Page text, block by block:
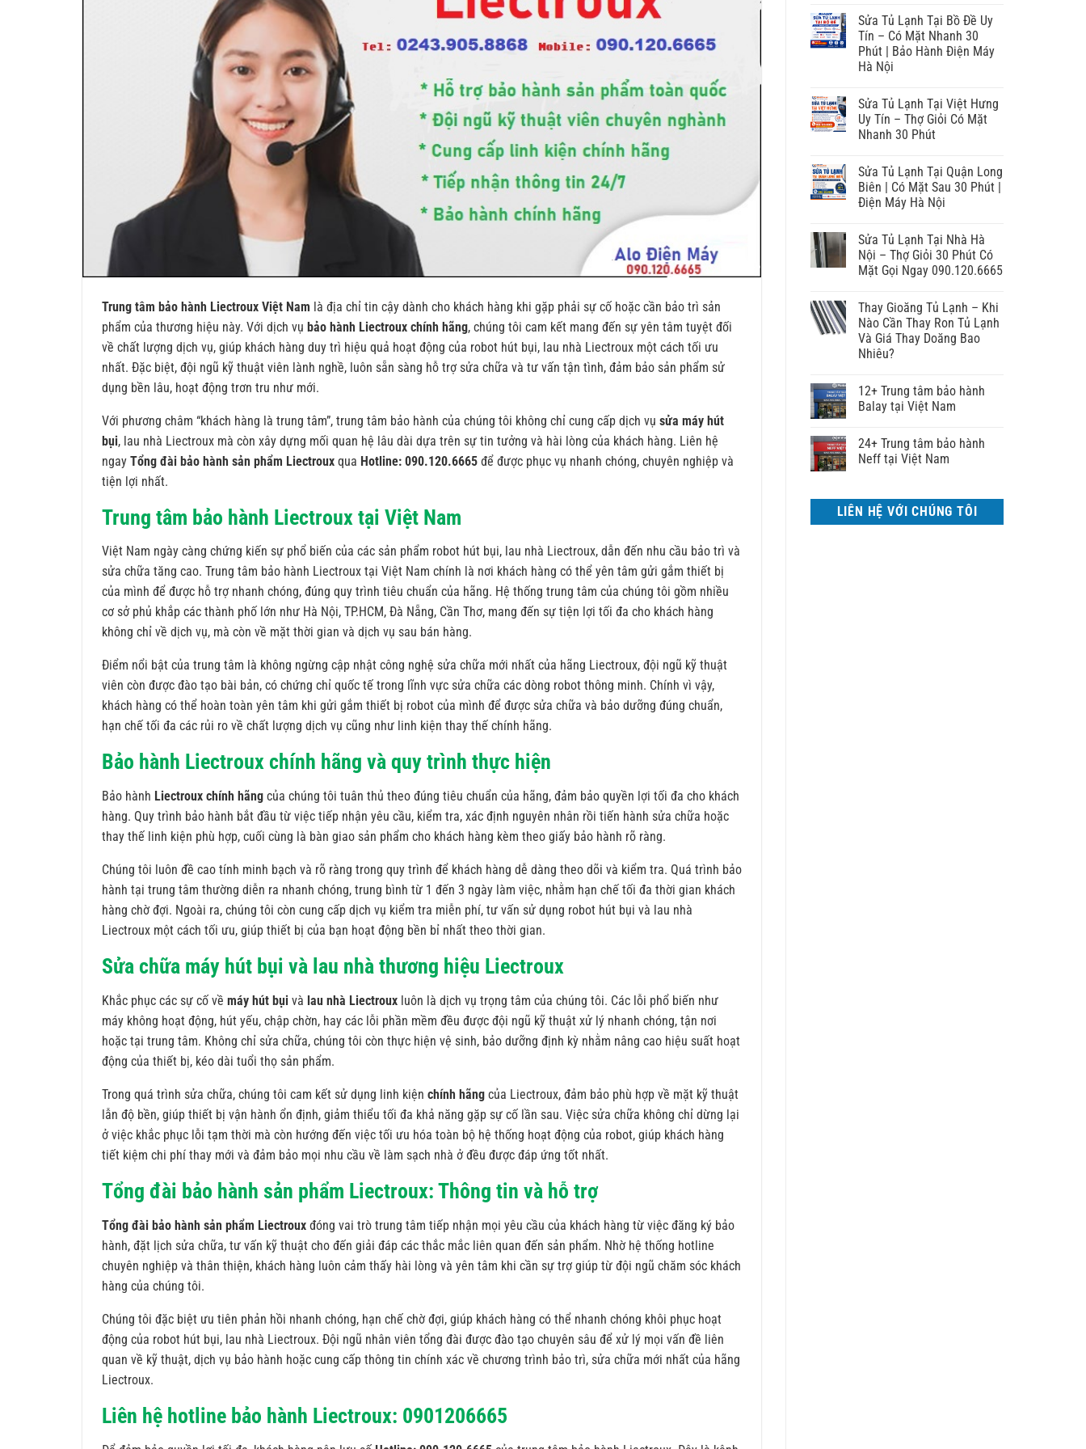
Trung tâm bảo hành Liectroux Việt Nam là địa chỉ tin cậy dành cho khách hàng khi gặp phải sự cố hoặc cần bảo trì sản
phẩm của thương hiệu này. Với dịch vụ bảo hành Liectroux chính hãng, chúng tôi cam kết mang đến sự yên tâm tuyệt đối
về chất lượng dịch vụ, giúp khách hàng duy trì hiệu quả hoạt động của robot hút bụi, lau nhà Liectroux một cách tối ưu
nhất. Đặc biệt, đội ngũ kỹ thuật viên lành nghề, luôn sẵn sàng hỗ trợ sửa chữa và tư vấn tận tình, đảm bảo sản phẩm sử
dụng bền lâu, hoạt động trơn tru như mới.
Với phương châm “khách hàng là trung tâm”, trung tâm bảo hành của chúng tôi không chỉ cung cấp dịch vụ sửa máy hút
bụi, lau nhà Liectroux mà còn xây dựng mối quan hệ lâu dài dựa trên sự tin tưởng và hài lòng của khách hàng. Liên hệ
ngay Tổng đài bảo hành sản phẩm Liectroux qua Hotline: 090.120.6665 để được phục vụ nhanh chóng, chuyên nghiệp và
tiện lợi nhất.
Trung tâm bảo hành Liectroux tại Việt Nam
Việt Nam ngày càng chứng kiến sự phổ biến của các sản phẩm robot hút bụi, lau nhà Liectroux, dẫn đến nhu cầu bảo trì và
sửa chữa tăng cao. Trung tâm bảo hành Liectroux tại Việt Nam chính là nơi khách hàng có thể yên tâm gửi gắm thiết bị
của mình để được hỗ trợ nhanh chóng, đúng quy trình tiêu chuẩn của hãng. Hệ thống trung tâm của chúng tôi gồm nhiều
cơ sở phủ khắp các thành phố lớn như Hà Nội, TP.HCM, Đà Nẵng, Cần Thơ, mang đến sự tiện lợi tối đa cho khách hàng
không chỉ về dịch vụ, mà còn về mặt thời gian và dịch vụ sau bán hàng.
Điểm nổi bật của trung tâm là không ngừng cập nhật công nghệ sửa chữa mới nhất của hãng Liectroux, đội ngũ kỹ thuật
viên còn được đào tạo bài bản, có chứng chỉ quốc tế trong lĩnh vực sửa chữa các dòng robot thông minh. Chính vì vậy,
khách hàng có thể hoàn toàn yên tâm khi gửi gắm thiết bị robot của mình để được sửa chữa và bảo dưỡng đúng chuẩn,
hạn chế tối đa các rủi ro về chất lượng dịch vụ cũng như linh kiện thay thế chính hãng.
Bảo hành Liectroux chính hãng và quy trình thực hiện
Bảo hành Liectroux chính hãng của chúng tôi tuân thủ theo đúng tiêu chuẩn của hãng, đảm bảo quyền lợi tối đa cho khách
hàng. Quy trình bảo hành bắt đầu từ việc tiếp nhận yêu cầu, kiểm tra, xác định nguyên nhân rồi tiến hành sửa chữa hoặc
thay thế linh kiện phù hợp, cuối cùng là bàn giao sản phẩm cho khách hàng kèm theo giấy bảo hành rõ ràng.
Chúng tôi luôn đề cao tính minh bạch và rõ ràng trong quy trình để khách hàng dễ dàng theo dõi và kiểm tra. Quá trình bảo
hành tại trung tâm thường diễn ra nhanh chóng, trung bình từ 1 đến 3 ngày làm việc, nhằm hạn chế tối đa thời gian khách
hàng chờ đợi. Ngoài ra, chúng tôi còn cung cấp dịch vụ kiểm tra miễn phí, tư vấn sử dụng robot hút bụi và lau nhà
Liectroux một cách tối ưu, giúp thiết bị của bạn hoạt động bền bỉ nhất theo thời gian.
Sửa chữa máy hút bụi và lau nhà thương hiệu Liectroux
Khắc phục các sự cố về máy hút bụi và lau nhà Liectroux luôn là dịch vụ trọng tâm của chúng tôi. Các lỗi phổ biến như
máy không hoạt động, hút yếu, chập chờn, hay các lỗi phần mềm đều được đội ngũ kỹ thuật xử lý nhanh chóng, tận nơi
hoặc tại trung tâm. Không chỉ sửa chữa, chúng tôi còn thực hiện vệ sinh, bảo dưỡng định kỳ nhằm nâng cao hiệu suất hoạt
động của thiết bị, kéo dài tuổi thọ sản phẩm.
Trong quá trình sửa chữa, chúng tôi cam kết sử dụng linh kiện chính hãng của Liectroux, đảm bảo phù hợp về mặt kỹ thuật
lẫn độ bền, giúp thiết bị vận hành ổn định, giảm thiểu tối đa khả năng gặp sự cố lần sau. Việc sửa chữa không chỉ dừng lại
ở việc khắc phục lỗi tạm thời mà còn hướng đến việc tối ưu hóa toàn bộ hệ thống hoạt động của robot, giúp khách hàng
tiết kiệm chi phí thay mới và đảm bảo mọi nhu cầu về làm sạch nhà ở đều được đáp ứng tốt nhất.
Tổng đài bảo hành sản phẩm Liectroux: Thông tin và hỗ trợ
Tổng đài bảo hành sản phẩm Liectroux đóng vai trò trung tâm tiếp nhận mọi yêu cầu của khách hàng từ việc đăng ký bảo
hành, đặt lịch sửa chữa, tư vấn kỹ thuật cho đến giải đáp các thắc mắc liên quan đến sản phẩm. Nhờ hệ thống hotline
chuyên nghiệp và thân thiện, khách hàng luôn cảm thấy hài lòng và yên tâm khi cần sự trợ giúp từ đội ngũ chăm sóc khách
hàng của chúng tôi.
Chúng tôi đặc biệt ưu tiên phản hồi nhanh chóng, hạn chế chờ đợi, giúp khách hàng có thể nhanh chóng khôi phục hoạt
động của robot hút bụi, lau nhà Liectroux. Đội ngũ nhân viên tổng đài được đào tạo chuyên sâu để xử lý mọi vấn đề liên
quan về kỹ thuật, dịch vụ bảo hành hoặc cung cấp thông tin chính xác về chương trình bảo trì, sửa chữa mới nhất của hãng
Liectroux.
Liên hệ hotline bảo hành Liectroux: 0901206665
Sửa Tủ Lạnh Tại Bồ Đề Uy
Tín – Có Mặt Nhanh 30
Phút | Bảo Hành Điện Máy
Hà Nội
Sửa Tủ Lạnh Tại Việt Hưng
Uy Tín – Thợ Giỏi Có Mặt
Nhanh 30 Phút
Sửa Tủ Lạnh Tại Quận Long
Biên | Có Mặt Sau 30 Phút |
Điện Máy Hà Nội
Sửa Tủ Lạnh Tại Nhà Hà
Nội – Thợ Giỏi 30 Phút Có
Mặt Gọi Ngay 090.120.6665
Thay Gioăng Tủ Lạnh – Khi
Nào Cần Thay Ron Tủ Lạnh
Và Giá Thay Doăng Bao
Nhiêu?
12+ Trung tâm bảo hành
Balay tại Việt Nam
24+ Trung tâm bảo hành
Neff tại Việt Nam
LIÊN HỆ VỚI CHÚNG TÔI